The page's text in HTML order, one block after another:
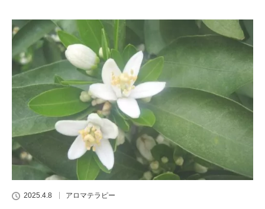
2025.4.8 アロマテラピー